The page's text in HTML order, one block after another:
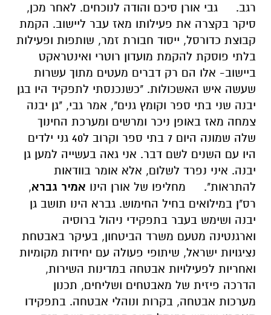
רגב.
גבי אורן סיכם והודה לנוכחים. לאחר מכן,
סיקר בקצרה את פעילותו מאז עבר ליישוב. הקמת
קבוצת כדורסל, ייסוד חבורת זמר, שותפות ופעילות
בלתי פוסקת להקמת מועדון רוטרי ואינטראקט
ביישוב- אלו הם רק דברים מעטים מתוך עשרות
שעשה איש האשכולות. "כשנכנסתי לתפקיד היו בגן
יבנה שני בתי ספר וקומץ גנים", אמר גבי, "גן יבנה
צמחה מאז באופן ניכר ומרשים ומערכת החינוך
שלה שמונה היום 7 בתי ספר וקרוב ל40 גני ילדים
היו עם השנים לשם דבר. אני גאה בעשייה למען גן
יבנה. איני נפרד לשלום, אלא אומר בוודאות
להתראות".
מחליפו של אורן הינו אמיר גברא,
רס"ן במילואים בחיל החימוש. גברא הינו תושב גן
יבנה ושימש בעבר בתפקידי ניהול ברוסיה
וארגנטינה מטעם משרד הביטחון, בעיקר באבטחת
נציגויות ישראל, שיתופי פעולה עם יחידות מקומיות
ואחריות לפעילויות אבטחה במדינות השירות,
הדרכה פיזית של מאבטחים ושליחים, תכנון
מערכות אבטחה, בקרות ונוהלי אבטחה. בתפקידו